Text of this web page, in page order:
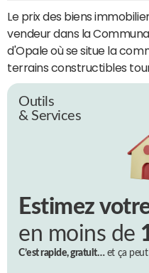
Le prix des biens
vendeur dans la
d'Opale où se situe la
terrains constructibles
Outils
& Services
Estimez
en moins de
C’est rapide, gratuit…et ça peut